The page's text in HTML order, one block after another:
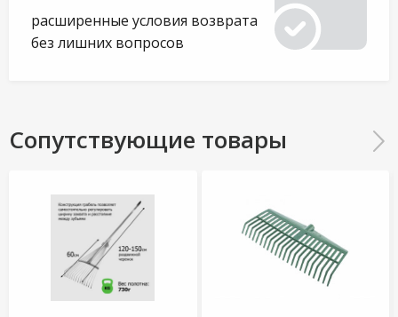
расширенные условия возврата
без лишних вопросов
Сопутствующие товары